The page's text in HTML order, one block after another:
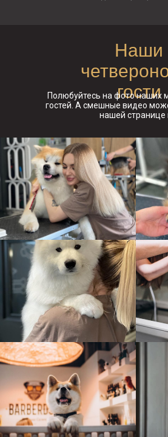
Наши
гости
Полюбуйтесь на фото
гостей. А смешные видео
нашей странице